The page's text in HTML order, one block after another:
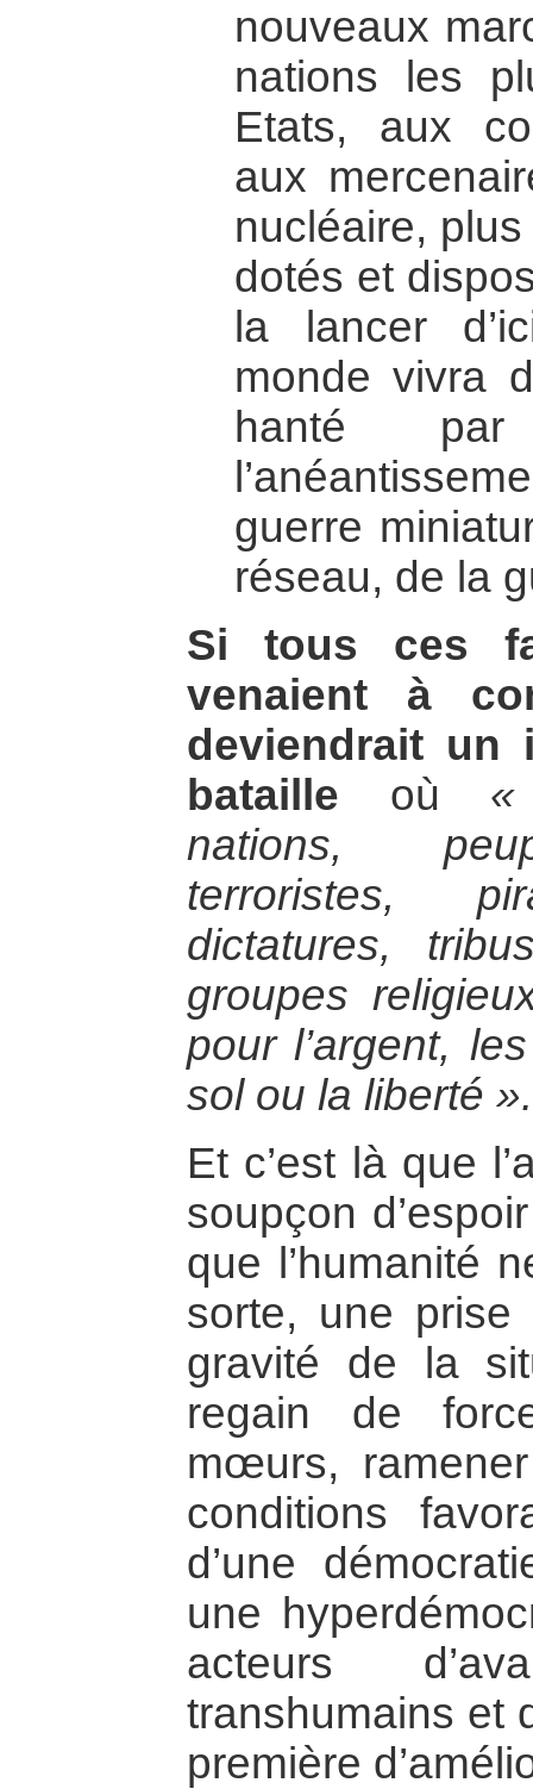
nouveaux
nations les
Etats, aux
aux
nucléaire,
dotés et
la lancer
monde vivra
hanté
guerre
réseau, de la
Si tous ces
venaient à
deviendrait un
bataille où «
nations,
terroristes,
dictatures,
groupes
pour l’argent,
sol ou la liberté ».
Et c’est là que
soupçon
que l’humanité
sorte, une
gravité de la
regain de
mœurs,
conditions
d’une
une
acteurs
transhumains et
première